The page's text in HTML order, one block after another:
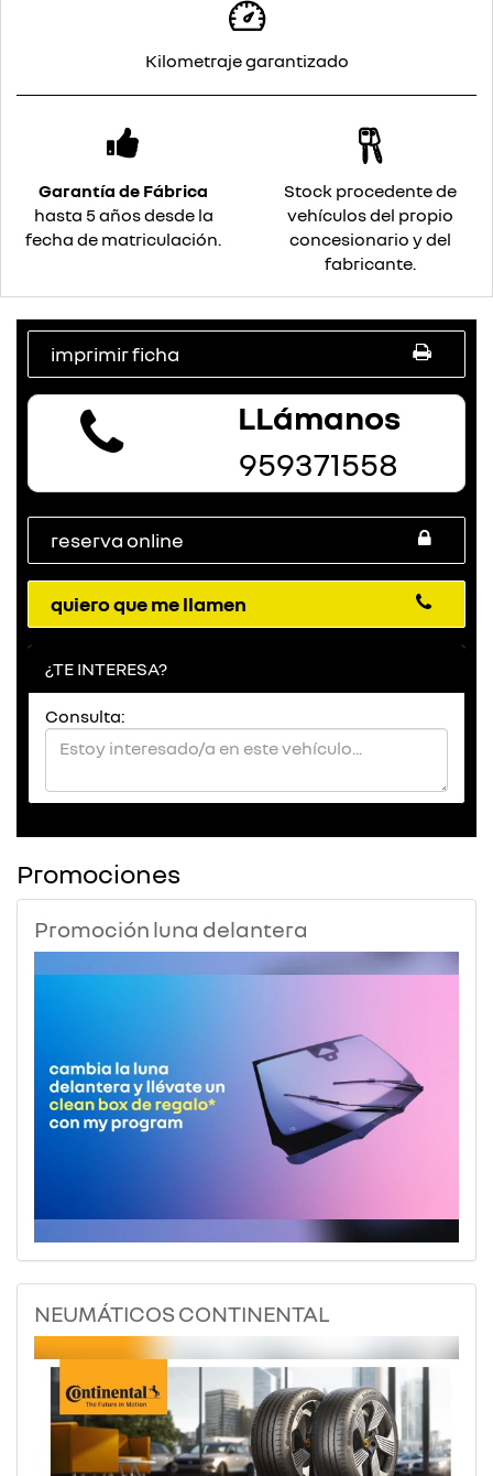
Kilometraje garantizado
Garantía de Fábrica
hasta 5 años desde la
fecha de matriculación.
Stock procedente de
vehículos del propio
concesionario y del
fabricante.
imprimir ficha
LLámanos
959371558
reserva online
quiero que me llamen
¿TE INTERESA?
Consulta:
Promociones
Promoción luna delantera
NEUMÁTICOS CONTINENTAL